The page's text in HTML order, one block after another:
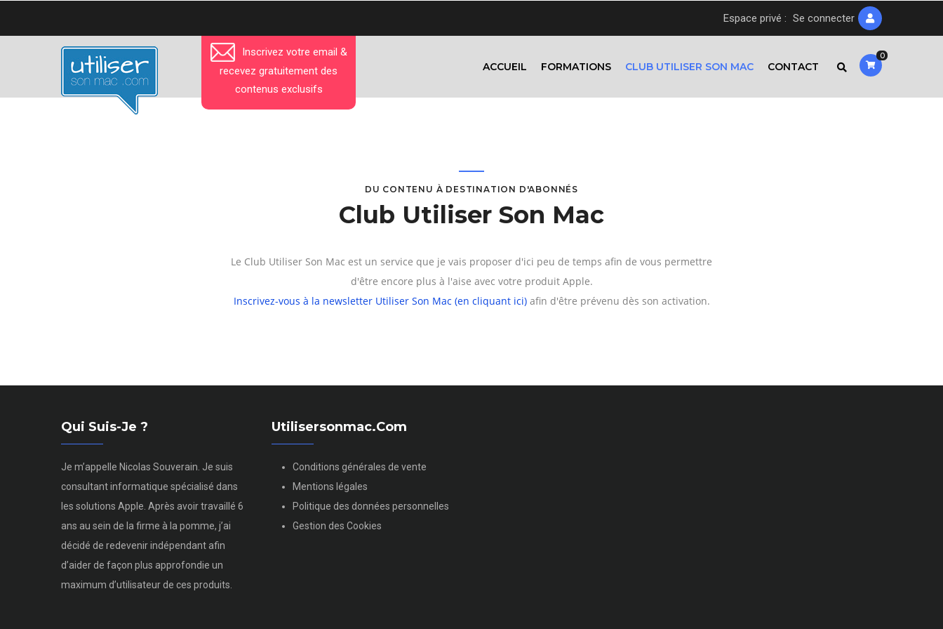
Espace privé : Se connecter
ACCUEIL FORMATIONS CLUB UTILISER SON MAC CONTACT
Inscrivez votre email &
recevez gratuitement des
contenus exclusifs
0
DU CONTENU À DESTINATION D'ABONNÉS
Club Utiliser Son Mac
Le Club Utiliser Son Mac est un service que je vais proposer d'ici peu de temps afin de vous permettre
d'être encore plus à l'aise avec votre produit Apple.
Inscrivez-vous à la newsletter Utiliser Son Mac (en cliquant ici)afin d'être prévenu dès son activation.
Qui Suis-Je ?
Je m’appelle Nicolas Souverain. Je suis
consultant informatique spécialisé dans
les solutions Apple. Après avoir travaillé 6
ans au sein de la firme à la pomme, j’ai
décidé de redevenir indépendant afin
d’aider de façon plus approfondie un
maximum d’utilisateur de ces produits.
Utilisersonmac.com
Conditions générales de vente
Mentions légales
Politique des données personnelles
Gestion des Cookies